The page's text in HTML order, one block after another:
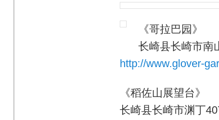
《哥拉巴园》
长崎县长崎市南
http://www.glover-
《稻佐山展望台》
长崎县长崎市渊丁